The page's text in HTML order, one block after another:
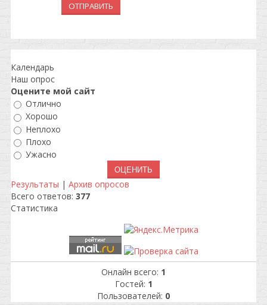
ОТПРАВИТЬ
Календарь
Наш опрос
Оцените мой сайт
Отлично
Хорошо
Неплохо
Плохо
Ужасно
Результаты | Архив опросов
Всего ответов: 377
Статистика
Онлайн всего: 1
Гостей: 1
Пользователей: 0